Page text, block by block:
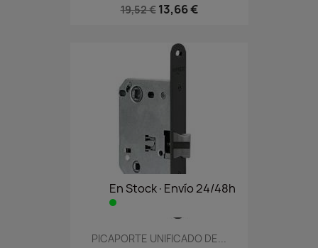
19,52 € 13,66 €
En Stock·Envío 24/48h
PICAPORTE UNIFICADO DE...